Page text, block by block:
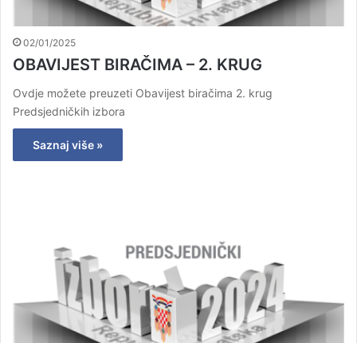
02/01/2025
OBAVIJEST BIRAČIMA – 2. KRUG
Ovdje možete preuzeti Obavijest biračima 2. krug
Predsjedničkih izbora
Saznaj više »